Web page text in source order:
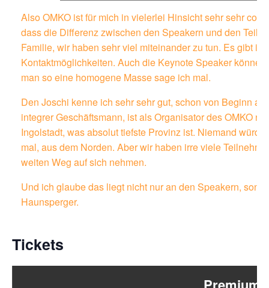
Also OMKO ist für mich in vielerlei Hinsicht sehr sehr
dass die Differenz zwischen den Speakern und den
Familie, wir haben sehr viel miteinander zu tun. Es gibt in
Kontaktmöglichkeiten. Auch die Keynote Speaker
man so eine homogene Masse sage ich mal.
Den Joschi kenne ich sehr sehr gut, schon von Beginn
integrer Geschäftsmann, ist als Organisator des OMKO
Ingolstadt, was absolut tiefste Provinz ist. Niemand
mal, aus dem Norden. Aber wir haben irre viele
weiten Weg auf sich nehmen.
Und ich glaube das liegt nicht nur an den Speakern,
Haunsperger.
Tickets